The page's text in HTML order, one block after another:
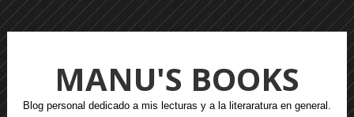
MANU'S BOOKS
Blog personal dedicado a mis lecturas y a la literaratura en general.